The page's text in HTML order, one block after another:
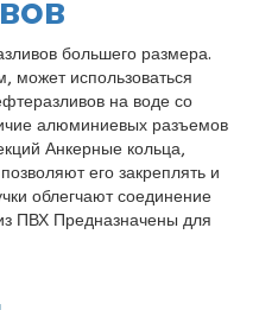
большего размера.
может использоваться
на воде со
алюминиевых разъемов
Анкерные кольца,
его закреплять и
облегчают соединение
ПВХ Предназначены для